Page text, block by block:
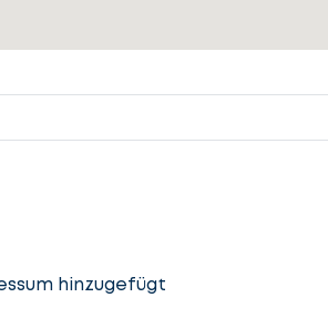
hinzugefügt